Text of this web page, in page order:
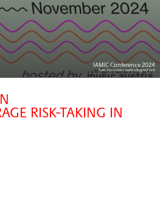
IAMIC Conference 2024
Foto: mica music austria Regina Fisch
RISK-TAKING IN